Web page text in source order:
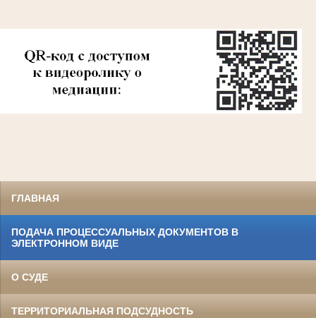
ГЛАВНАЯ
ПОДАЧА ПРОЦЕССУАЛЬНЫХ ДОКУМЕНТОВ В
ЭЛЕКТРОННОМ ВИДЕ
О СУДЕ
ТЕРРИТОРИАЛЬНАЯ ПОДСУДНОСТЬ